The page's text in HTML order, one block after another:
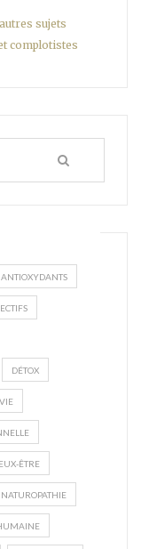
sujets
complotistes
ANTIOXYDANTS
DÉTOX
ÊTRE
NATUROPATHIE